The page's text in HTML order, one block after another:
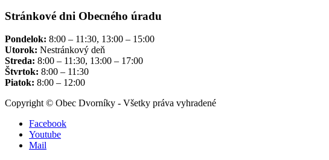
Stránkové dni Obecného úradu
Pondelok: 8:00 – 11:30, 13:00 – 15:00
Utorok: Nestránkový deň
Streda: 8:00 – 11:30, 13:00 – 17:00
Štvrtok: 8:00 – 11:30
Piatok: 8:00 – 12:00
Copyright © Obec Dvorníky - Všetky práva vyhradené
Facebook
Youtube
Mail